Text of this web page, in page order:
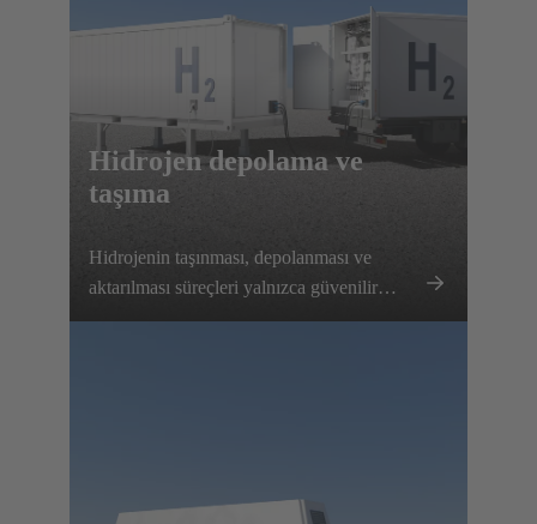
Hidrojen depolama ve
taşıma
Hidrojenin taşınması, depolanması ve
aktarılması süreçleri yalnızca güvenilir
elektrik bağlantı çözümleri değil, aynı
özelleştirilmiş komple çözümler sunar.